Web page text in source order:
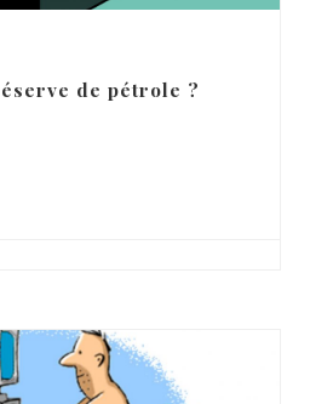
de pétrole ?